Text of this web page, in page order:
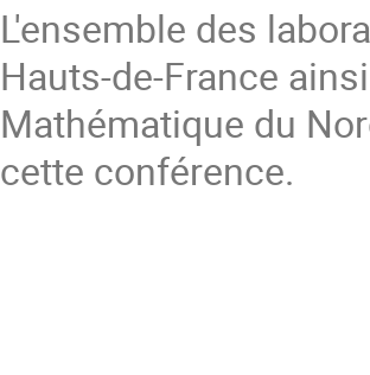
L'ensemble des
Hauts-de-France
Mathématique du
cette conférence.